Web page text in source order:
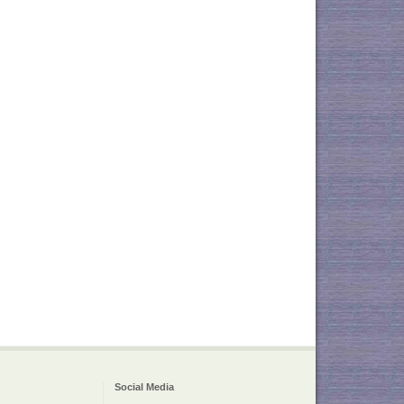
Social Media